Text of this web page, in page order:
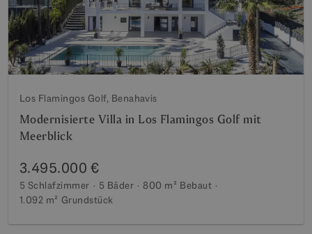
Los Flamingos Golf, Benahavis
Modernisierte Villa in Los Flamingos Golf mit
Meerblick
3.495.000 €
5 Schlafzimmer 5 Bäder 800 m² Bebaut
1.092 m² Grundstück